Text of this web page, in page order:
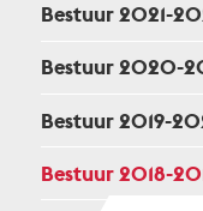
Bestuur 2021-
Bestuur 2020-
Bestuur 2019-
Bestuur 2018-